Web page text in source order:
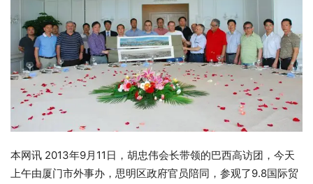
本网讯 2013年9月11日，胡忠伟会长带领的巴西高访团，今天
上午由厦门市外事办，思明区政府官员陪同，参观了9.8国际贸